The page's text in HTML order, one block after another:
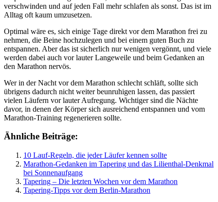
verschwinden und auf jeden Fall mehr schlafen als sonst. Das ist im
Alltag oft kaum umzusetzen.
Optimal wäre es, sich einige Tage direkt vor dem Marathon frei zu
nehmen, die Beine hochzulegen und bei einem guten Buch zu
entspannen. Aber das ist sicherlich nur wenigen vergönnt, und viele
werden dabei auch vor lauter Langeweile und beim Gedanken an
den Marathon nervös.
Wer in der Nacht vor dem Marathon schlecht schläft, sollte sich
übrigens dadurch nicht weiter beunruhigen lassen, das passiert
vielen Läufern vor lauter Aufregung. Wichtiger sind die Nächte
davor, in denen der Körper sich ausreichend entspannen und vom
Marathon-Training regenerieren sollte.
Ähnliche Beiträge:
10 Lauf-Regeln, die jeder Läufer kennen sollte
Marathon-Gedanken im Tapering und das Lilienthal-Denkmal
bei Sonnenaufgang
Tapering – Die letzten Wochen vor dem Marathon
Tapering-Tipps vor dem Berlin-Marathon